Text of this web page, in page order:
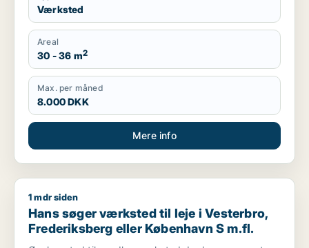
Værksted
Areal
30 - 36 m2
Max. per måned
8.000 DKK
Mere info
Hans søger værksted til leje i Vesterbro, Frederiksberg eller
1 mdr siden
Hans søger værksted til leje i Vesterbro,
Frederiksberg eller København S m.fl.